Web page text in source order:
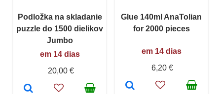
Podložka na skladanie
puzzle do 1500 dielikov
Jumbo
em 14 dias
20,00 €
Glue 140ml AnaTolian
for 2000 pieces
em 14 dias
6,20 €